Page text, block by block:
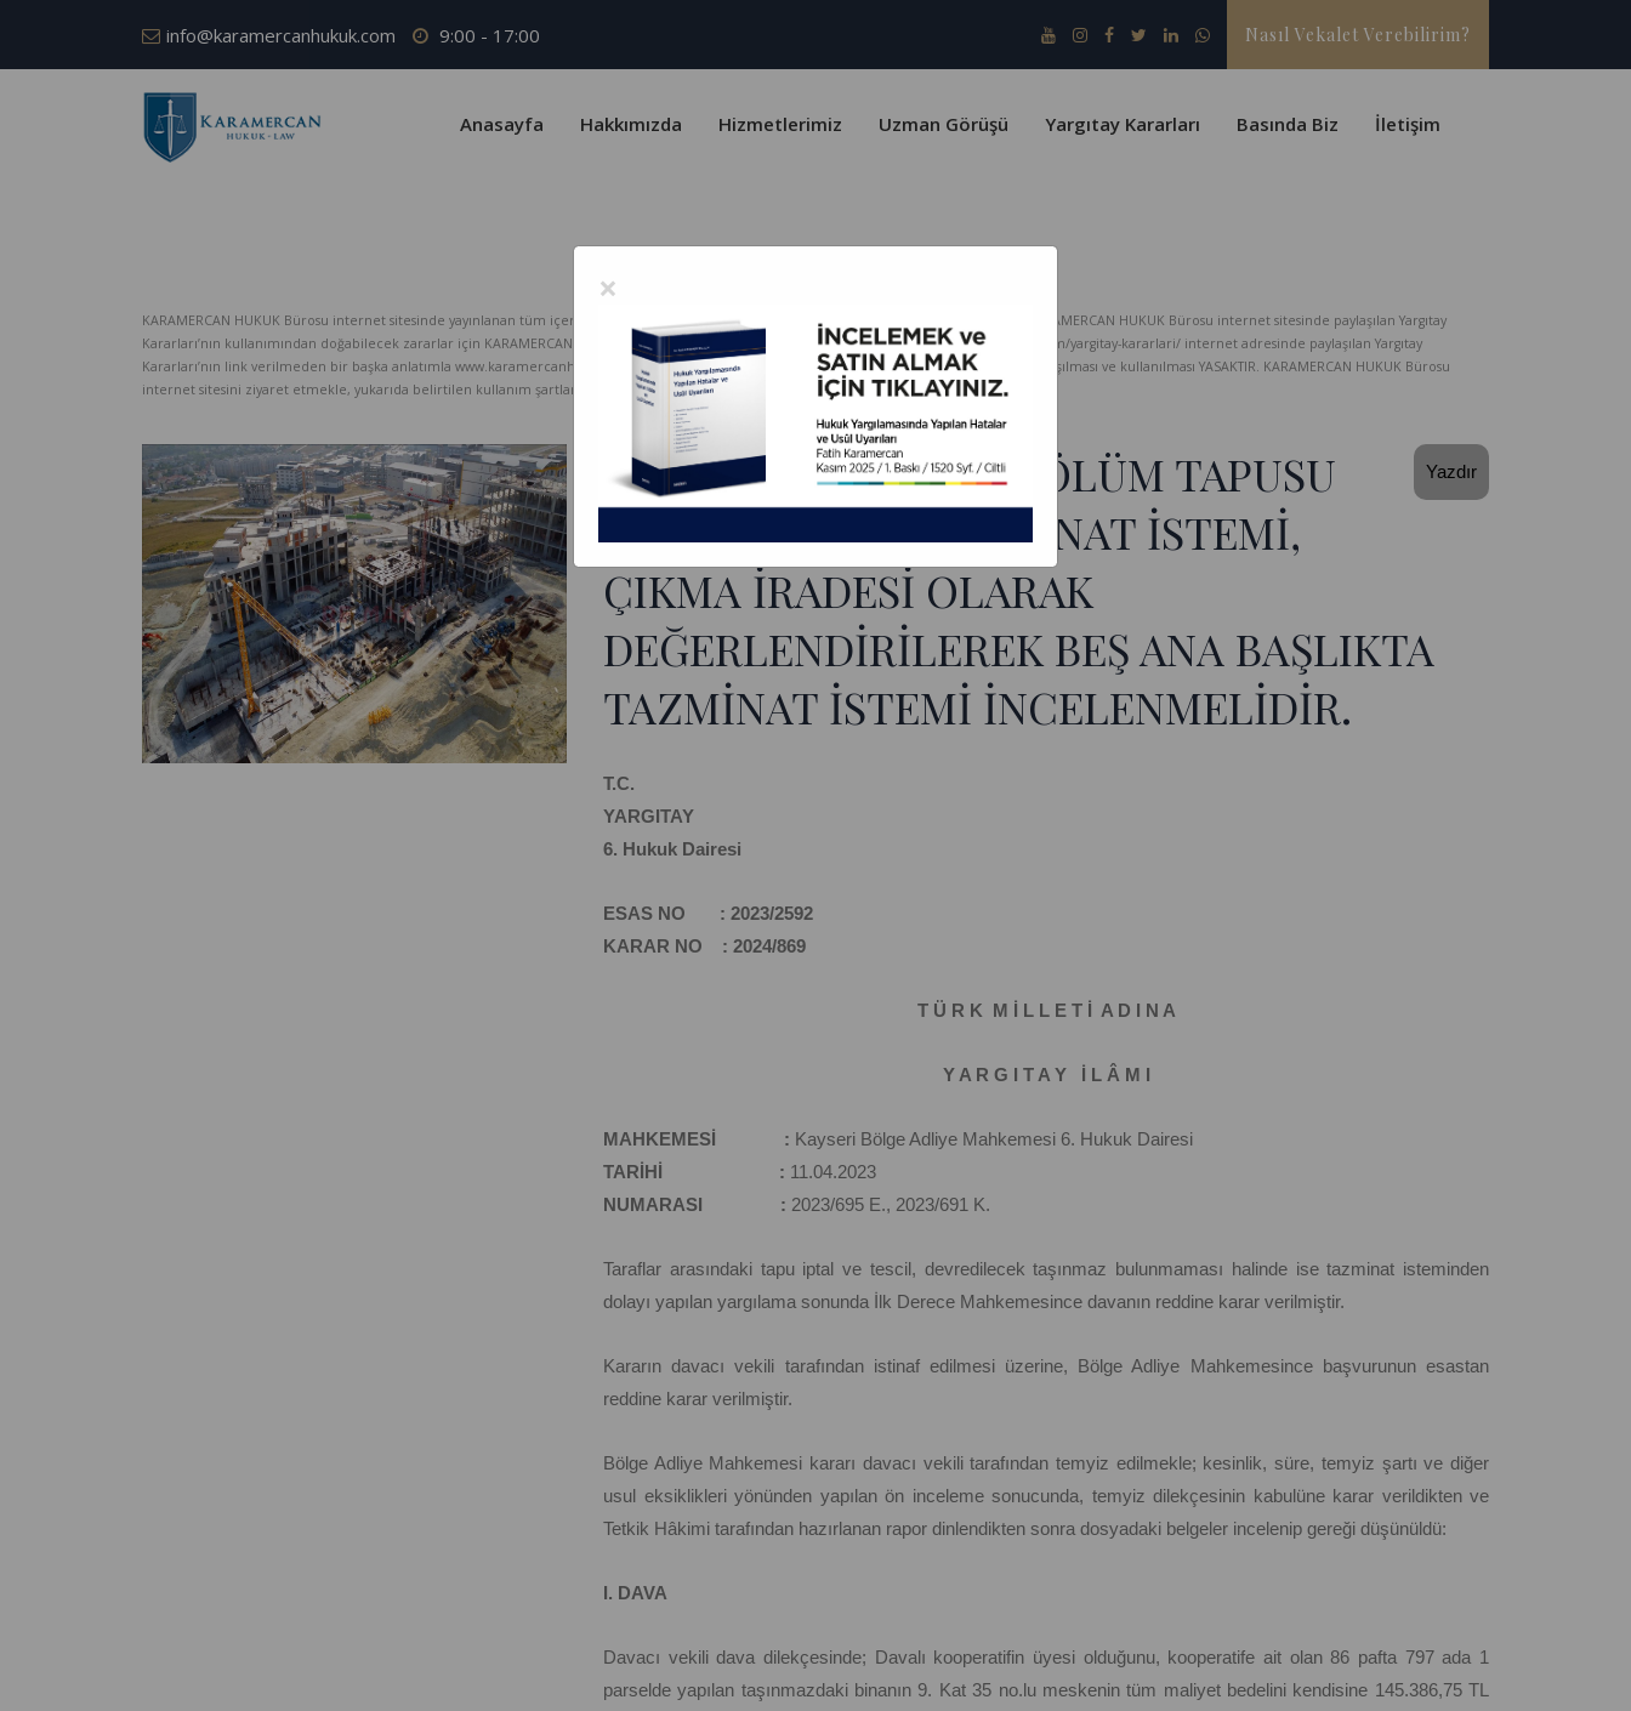
info@karamercanhukuk.com 9:00 - 17:00 Nasıl Vekalet Verebilirim?
Anasayfa Hakkımızda Hizmetlerimiz Uzman Görüşü Yargıtay Kararları Basında Biz İletişim
KARAMERCAN HUKUK Bürosu internet sitesinde yayınlanan tüm içerik telif yasaları ve Türk Patent Enstitüsü kapsamında koruma altındadır. KARAMERCAN HUKUK Bürosu internet sitesinde paylaşılan Yargıtay
Kararları’nın kullanımından doğabilecek zararlar için KARAMERCAN HUKUK Bürosu hiçbir sorumluluk kabul etmez. www.karamercanhukuk.com/yargitay-kararlari/ internet adresinde paylaşılan Yargıtay
Kararları’nın link verilmeden bir başka anlatımla www.karamercanhukuk.com internet adresinden alındığı belirtilmeksizin kopyalanması, paylaşılması ve kullanılması YASAKTIR. KARAMERCAN HUKUK Bürosu
internet sitesini ziyaret etmekle, yukarıda belirtilen kullanım şartlarını kabul etmiş sayılırsınız.
Yazdır
ÜYELERE BAĞIMSIZ BÖLÜM TAPUSU
VERİLMEMİŞSE TAZMİNAT İSTEMİ,
ÇIKMA İRADESİ OLARAK
DEĞERLENDİRİLEREK BEŞ ANA BAŞLIKTA
TAZMİNAT İSTEMİ İNCELENMELİDİR.
T.C.
YARGITAY
6. Hukuk Dairesi
ESAS NO : 2023/2592
KARAR NO : 2024/869
T Ü R K M İ L L E T İ A D I N A
Y A R G I T A Y İ L Â M I
MAHKEMESİ : Kayseri Bölge Adliye Mahkemesi 6. Hukuk Dairesi
TARİHİ : 11.04.2023
NUMARASI : 2023/695 E., 2023/691 K.
Taraflar arasındaki tapu iptal ve tescil, devredilecek taşınmaz bulunmaması halinde ise tazminat isteminden
dolayı yapılan yargılama sonunda İlk Derece Mahkemesince davanın reddine karar verilmiştir.
Kararın davacı vekili tarafından istinaf edilmesi üzerine, Bölge Adliye Mahkemesince başvurunun esastan
reddine karar verilmiştir.
Bölge Adliye Mahkemesi kararı davacı vekili tarafından temyiz edilmekle; kesinlik, süre, temyiz şartı ve diğer
usul eksiklikleri yönünden yapılan ön inceleme sonucunda, temyiz dilekçesinin kabulüne karar verildikten ve
Tetkik Hâkimi tarafından hazırlanan rapor dinlendikten sonra dosyadaki belgeler incelenip gereği düşünüldü:
I. DAVA
Davacı vekili dava dilekçesinde; Davalı kooperatifin üyesi olduğunu, kooperatife ait olan 86 pafta 797 ada 1
parselde yapılan taşınmazdaki binanın 9. Kat 35 no.lu meskenin tüm maliyet bedelini kendisine 145.386,75 TL
×